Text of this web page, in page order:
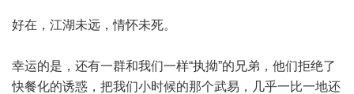
好在，江湖未远，情怀未死。
幸运的是，还有一群和我们一样“执拗”的兄弟，他们拒绝了
快餐化的诱惑，把我们小时候的那个武易，几乎一比一地还